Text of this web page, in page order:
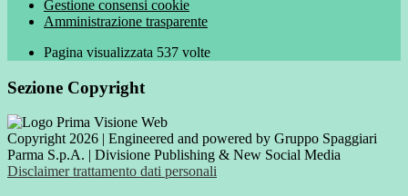
Gestione consensi cookie
Amministrazione trasparente
Pagina visualizzata 537 volte
Sezione Copyright
Copyright 2026 | Engineered and powered by Gruppo Spaggiari
Parma S.p.A. | Divisione Publishing & New Social Media
Disclaimer trattamento dati personali